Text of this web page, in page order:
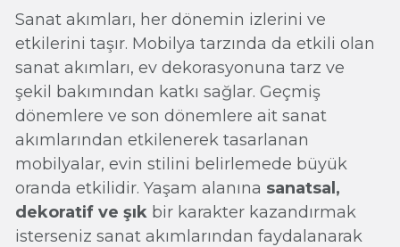
Sanat akımları, her dönemin izlerini ve
etkilerini taşır. Mobilya tarzında da etkili olan
sanat akımları, ev dekorasyonuna tarz ve
şekil bakımından katkı sağlar. Geçmiş
dönemlere ve son dönemlere ait sanat
akımlarından etkilenerek tasarlanan
mobilyalar, evin stilini belirlemede büyük
oranda etkilidir. Yaşam alanına sanatsal,
dekoratif ve şık bir karakter kazandırmak
isterseniz sanat akımlarından faydalanarak